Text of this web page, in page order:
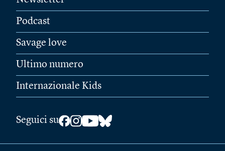
Podcast
Savage love
Ultimo numero
Internazionale Kids
Seguici su